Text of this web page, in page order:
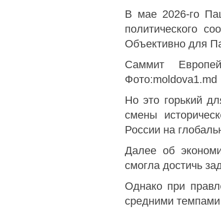
В мае 2026-го
политического
Объективно для
Cаммит
Фото:moldova1.md
Но это горький
смены
России на
Далее об
смогла достичь
Однако при
средними